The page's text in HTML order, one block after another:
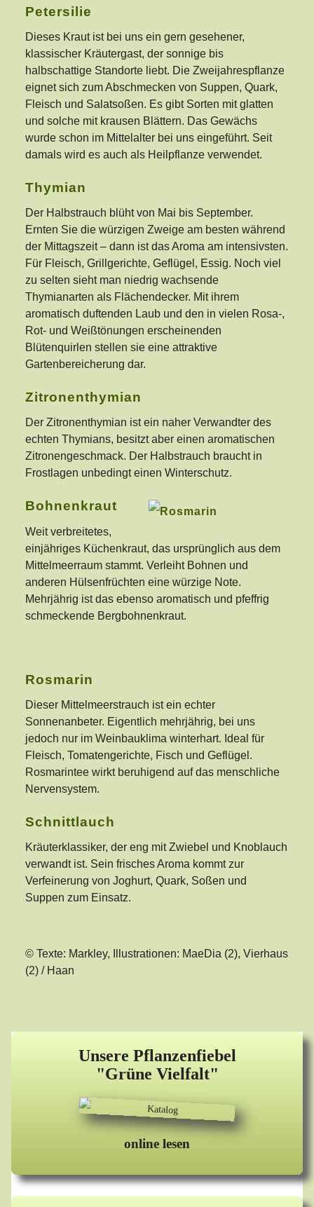
Unsere Pflanzenfiebel
"Grüne Vielfalt"
online lesen
Petersilie
Dieses Kraut ist bei uns ein gern gesehener,
klassischer Kräutergast, der sonnige bis
halbschattige Standorte liebt. Die Zweijahrespflanze
eignet sich zum Abschmecken von Suppen, Quark,
Fleisch und Salatsoßen. Es gibt Sorten mit glatten
und solche mit krausen Blättern. Das Gewächs
wurde schon im Mittelalter bei uns eingeführt. Seit
damals wird es auch als Heilpflanze verwendet.
Thymian
Der Halbstrauch blüht von Mai bis September.
Ernten Sie die würzigen Zweige am besten während
der Mittagszeit – dann ist das Aroma am intensivsten.
Für Fleisch, Grillgerichte, Geflügel, Essig. Noch viel
zu selten sieht man niedrig wachsende
Thymianarten als Flächendecker. Mit ihrem
aromatisch duftenden Laub und den in vielen Rosa-,
Rot- und Weißtönungen erscheinenden
Blütenquirlen stellen sie eine attraktive
Gartenbereicherung dar.
Zitronenthymian
Der Zitronenthymian ist ein naher Verwandter des
echten Thymians, besitzt aber einen aromatischen
Zitronengeschmack. Der Halbstrauch braucht in
Frostlagen unbedingt einen Winterschutz.
Bohnenkraut
Weit verbreitetes,
einjähriges Küchenkraut, das ursprünglich aus dem
Mittelmeerraum stammt. Verleiht Bohnen und
anderen Hülsenfrüchten eine würzige Note.
Mehrjährig ist das ebenso aromatisch und pfeffrig
schmeckende Bergbohnenkraut.
Rosmarin
Dieser Mittelmeerstrauch ist ein echter
Sonnenanbeter. Eigentlich mehrjährig, bei uns
jedoch nur im Weinbauklima winterhart. Ideal für
Fleisch, Tomatengerichte, Fisch und Geflügel.
Rosmarintee wirkt beruhigend auf das menschliche
Nervensystem.
Schnittlauch
Kräuterklassiker, der eng mit Zwiebel und Knoblauch
verwandt ist. Sein frisches Aroma kommt zur
Verfeinerung von Joghurt, Quark, Soßen und
Suppen zum Einsatz.
© Texte: Markley, Illustrationen: MaeDia (2), Vierhaus
(2) / Haan